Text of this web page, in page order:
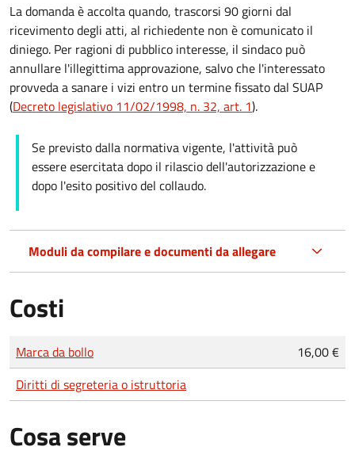
La domanda è accolta quando, trascorsi 90 giorni dal
ricevimento degli atti, al richiedente non è comunicato il
diniego. Per ragioni di pubblico interesse, il sindaco può
annullare l'illegittima approvazione, salvo che l'interessato
provveda a sanare i vizi entro un termine fissato dal SUAP
(Decreto legislativo 11/02/1998, n. 32, art. 1).
Se previsto dalla normativa vigente, l'attività può
essere esercitata dopo il rilascio dell'autorizzazione e
dopo l'esito positivo del collaudo.
Moduli da compilare e documenti da allegare
Costi
Tipo di pagamento
Importo
Marca da bollo
16,00 €
Diritti di segreteria o istruttoria
Cosa serve